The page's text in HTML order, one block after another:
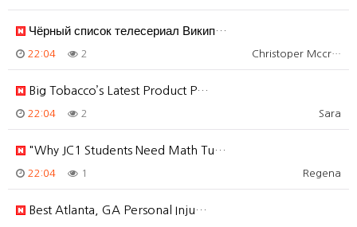
Чёрный список телесериал Викип…
Christoper Mccr…
22:04 2
Big Tobacco’s Latest Product P…
Sara
22:04 2
"Why JC1 Students Need Math Tu…
Regena
22:04 1
Best Atlanta, GA Personal Inju…